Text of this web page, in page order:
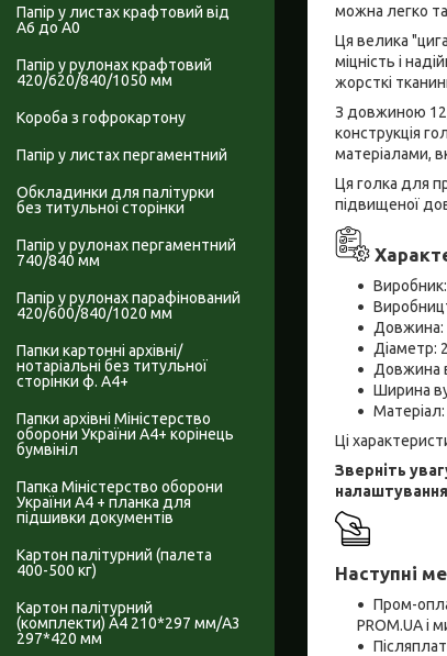
можна легко та
Ця велика
міцність і
жорсткі
З довжиною
конструкція
матеріалами,
Ця голка для
підвищеної
Довжина:
Діаметр:
Довжина
Ширина
Ці
Зверніть
Наступні
Пром-
PROM.UA і
Папір у листах крафтовий від
А6 до А0
Папір у рулонах крафтовий
420/620/840/1050 мм
Короба з гофрокартону
Папір у листах пергаментний
Обкладинки для палітурки
без титульноі сторінки
Папір у рулонах пергаментний
740/840 мм
Папір у рулонах парафінований
420/600/840/1020 мм
Папки картонні архівні/
нотаріальні без титульної
сторінки ф. А4+
Папки архівні Міністерство
оборони України А4+ корінець
бумвініл
Папка Міністерство оборони
України А4 + планка для
підшивки документів
Картон палітурний (палета
400-500 кг)
Картон палітурний
(комплекти) А4 210*297 мм/А3
297*420 мм